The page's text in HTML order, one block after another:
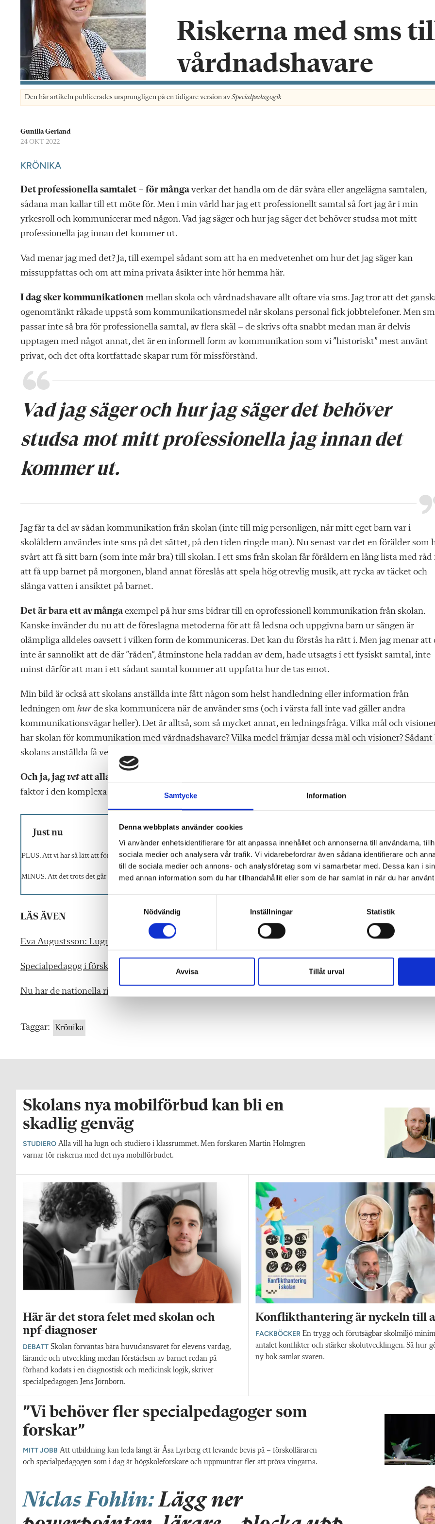
Samtycke Information
Denna webbplats använder cookies
Vi använder enhetsidentifierare för att anpassa innehållet och annonserna till användarna,
sociala medier och analysera vår trafik. Vi vidarebefordrar även sådana identifierare och
till de sociala medier och annons- och analysföretag som vi samarbetar med. Dessa kan i
med annan information som du har tillhandahållit eller som de har samlat in när du har
y
k
s
Nödvändig Inställningar Statistik
Avvisa Tillåt urval
Riskerna med sms
vårdnadshavare
Den här artikeln publicerades ursprungligen på en tidigare version av Specialpedagogik
Gunilla Gerland
24 OKT 2022
KRÖNIKA
Det professionella samtalet – för många verkar det handla om de där svåra eller angelägna samtalen,
sådana man kallar till ett möte för. Men i min värld har jag ett professionellt samtal så fort jag är i min
yrkesroll och kommunicerar med någon. Vad jag säger och hur jag säger det behöver studsa mot mitt
professionella jag innan det kommer ut.
Vad menar jag med det? Ja, till exempel sådant som att ha en medvetenhet om hur det jag säger kan
missuppfattas och om att mina privata åsikter inte hör hemma här.
I dag sker kommunikationen mellan skola och vårdnadshavare allt oftare via sms. Jag tror att det
ogenomtänkt råkade uppstå som kommunikationsmedel när skolans personal fick jobbtelefoner. Men
passar inte så bra för professionella samtal, av flera skäl – de skrivs ofta snabbt medan man är delvis
upptagen med något annat, det är en informell form av kommunikation som vi ”historiskt” mest använt
privat, och det ofta kortfattade skapar rum för missförstånd.
Vad jag säger och hur jag säger det behöver
studsa mot mitt professionella jag innan det
kommer ut.
Jag får ta del av sådan kommunikation från skolan (inte till mig personligen, när mitt eget barn var i
skolåldern användes inte sms på det sättet, på den tiden ringde man). Nu senast var det en förälder som
svårt att få sitt barn (som inte mår bra) till skolan. I ett sms från skolan får föräldern en lång lista med råd
att få upp barnet på morgonen, bland annat föreslås att spela hög otrevlig musik, att rycka av täcket och
slänga vatten i ansiktet på barnet.
Det är bara ett av många exempel på hur sms bidrar till en oprofessionell kommunikation från skolan.
Kanske invänder du nu att de föreslagna metoderna för att få ledsna och uppgivna barn ur sängen är
olämpliga alldeles oavsett i vilken form de kommuniceras. Det kan du förstås ha rätt i. Men jag menar att
inte är sannolikt att de där ”råden”, åtminstone hela raddan av dem, hade utsagts i ett fysiskt samtal, inte
minst därför att man i ett sådant samtal kommer att uppfatta hur de tas emot.
Min bild är också att skolans anställda inte fått någon som helst handledning eller information från
ledningen om hurde ska kommunicera när de använder sms (och i värsta fall inte vad gäller andra
kommunikationsvägar heller). Det är alltså, som så mycket annat, en ledningsfråga. Vilka mål och
har skolan för kommunikation med vårdnadshavare? Vilka medel främjar dessa mål och visioner? Sådant
skolans anställda få veta men som vanligt när ledningen brister får personalen själva göra så gott de kan.
Och ja, jag vetatt alla,
faktor i den komplexa situation som leder till att alltfler barn inte vill, inte orkar, inte kan gå till skolan,
Just nu
PLUS. Att vi har så lätt att förändra saker, är det någon som saknar sugrör i plast eller att inte få röka inomhus?
MINUS. Att det trots det går så trögt att genomföra förändringar som är nödvändiga för miljön och klimatet.
LÄS ÄVEN
Eva Augustsson: Lugnets och tålamodets pedagogik
Specialpedagog i förskolan – Maria Ohlsson berättar om sin bok
Nu har de nationella riktlinjerna för autism- och adhd-stöd kommit
Taggar: Krönika
Skolans nya mobilförbud kan bli en
skadlig genväg
STUDIERO Alla vill ha lugn och studiero i klassrummet. Men forskaren Martin Holmgren
varnar för riskerna med det nya mobilförbudet.
Här är det stora felet med skolan och
npf-diagnoser
DEBATT Skolan förväntas bära huvudansvaret för elevens vardag,
lärande och utveckling medan förståelsen av barnet redan på
förhand kodats i en diagnostisk och medicinsk logik, skriver
specialpedagogen Jens Jörnborn.
Konflikthantering är nyckeln till
FACKBÖCKER En trygg och förutsägbar skolmiljö
antalet konflikter och stärker skolutvecklingen. Så hur
ny bok samlar svaren.
”Vi behöver fler specialpedagoger som
forskar”
MITT JOBB Att utbildning kan leda långt är Åsa Lyrberg ett levande bevis på – förskolläraren
och specialpedagogen som i dag är högskoleforskare och uppmuntrar fler att pröva vingarna.
Niclas Fohlin:Lägg ner